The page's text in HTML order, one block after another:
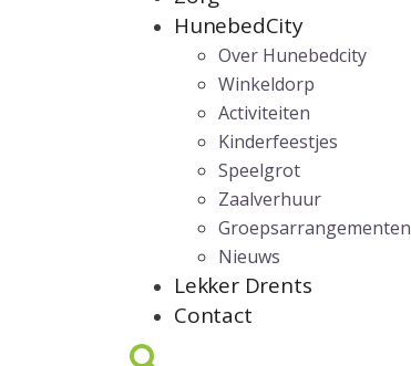
HunebedCity
Over Hunebedcity
Winkeldorp
Activiteiten
Kinderfeestjes
Speelgrot
Zaalverhuur
Groepsarrangementen
Nieuws
Lekker Drents
Contact